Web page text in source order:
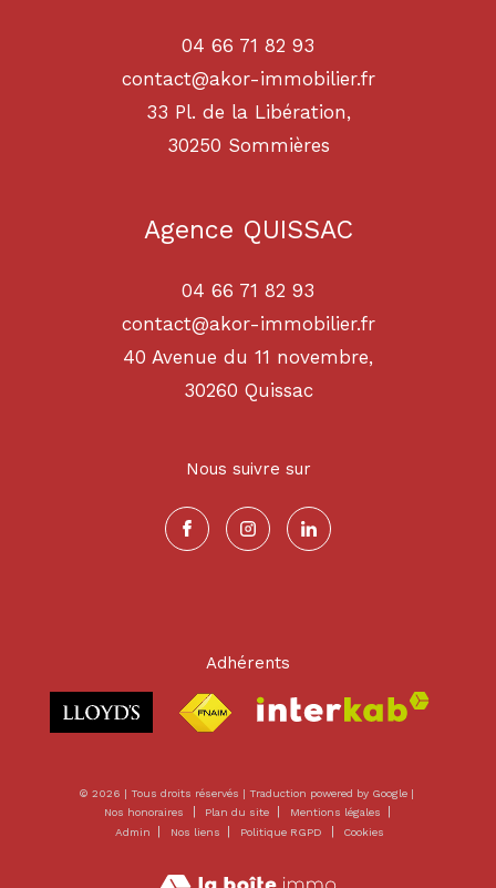
04 66 71 82 93
contact@akor-immobilier.fr
33 Pl. de la Libération,
30250
sommières
Agence QUISSAC
04 66 71 82 93
contact@akor-immobilier.fr
40 Avenue du 11 novembre,
30260
quissac
Nous suivre sur
Adhérents
© 2026 | Tous droits réservés | Traduction powered by Google |
Nos honoraires
Plan du site
Mentions légales
Admin
Nos liens Politique RGPD Cookies